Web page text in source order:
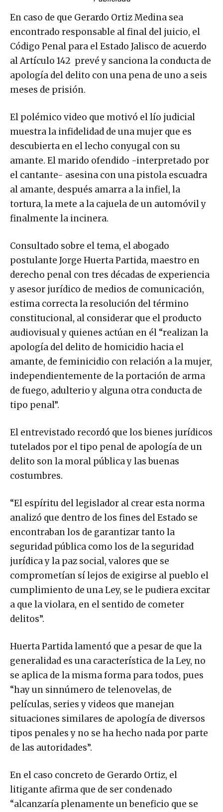
En caso de que Gerardo Ortiz Medina sea
encontrado responsable al final del juicio, el
Código Penal para el Estado Jalisco de acuerdo
al Artículo 142 prevé y sanciona la conducta de
apología del delito con una pena de uno a seis
meses de prisión.
El polémico video que motivó el lío judicial
muestra la infidelidad de una mujer que es
descubierta en el lecho conyugal con su
amante. El marido ofendido -interpretado por
el cantante- asesina con una pistola escuadra
al amante, después amarra a la infiel, la
tortura, la mete a la cajuela de un automóvil y
finalmente la incinera.
Consultado sobre el tema, el abogado
postulante Jorge Huerta Partida, maestro en
derecho penal con tres décadas de experiencia
y asesor jurídico de medios de comunicación,
estima correcta la resolución del término
constitucional, al considerar que el producto
audiovisual y quienes actúan en él “realizan la
apología del delito de homicidio hacia el
amante, de feminicidio con relación a la mujer,
independientemente de la portación de arma
de fuego, adulterio y alguna otra conducta de
tipo penal”.
El entrevistado recordó que los bienes jurídicos
tutelados por el tipo penal de apología de un
delito son la moral pública y las buenas
costumbres.
“El espíritu del legislador al crear esta norma
analizó que dentro de los fines del Estado se
encontraban los de garantizar tanto la
seguridad pública como los de la seguridad
jurídica y la paz social, valores que se
comprometían sí lejos de exigirse al pueblo el
cumplimiento de una Ley, se le pudiera excitar
a que la violara, en el sentido de cometer
delitos”.
Huerta Partida lamentó que a pesar de que la
generalidad es una característica de la Ley, no
se aplica de la misma forma para todos, pues
“hay un sinnúmero de telenovelas, de
películas, series y videos que manejan
situaciones similares de apología de diversos
tipos penales y no se ha hecho nada por parte
de las autoridades”.
En el caso concreto de Gerardo Ortiz, el
litigante afirma que de ser condenado
“alcanzaría plenamente un beneficio que se